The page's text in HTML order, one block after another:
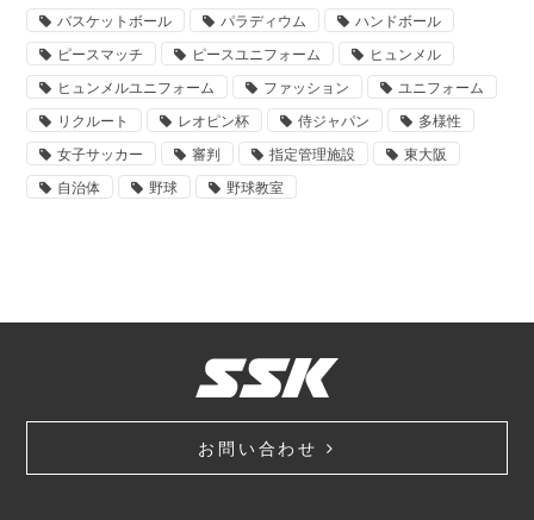
バスケットボール
パラディウム
ハンドボール
ピースマッチ
ピースユニフォーム
ヒュンメル
ヒュンメルユニフォーム
ファッション
ユニフォーム
リクルート
レオピン杯 侍ジャパン
多様性
女子サッカー
審判 指定管理施設
東大阪
自治体
野球 野球教室
お問い合わせ